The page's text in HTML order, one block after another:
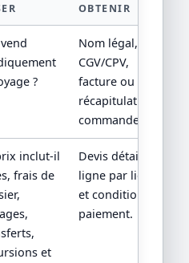
OBTENIR
?
Nom légal,
CGV/CPV,
facture ou
récapitulatif de
commande.
inclut-il
frais de
et
Devis détaillé
ligne par ligne
et conditions de
paiement.